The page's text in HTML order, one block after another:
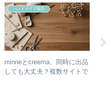
ハンドメイド販売
minneとcreema、同時に出品
しても大丈夫？複数サイトで